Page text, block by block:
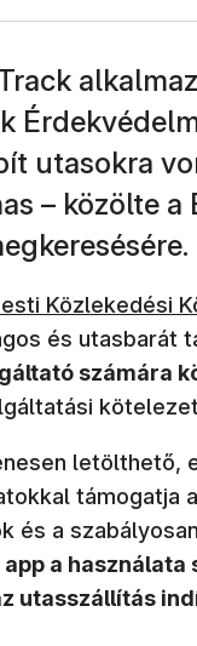
utasokra
– közölte a
Közlekedési
és utasbarát
számára
letölthető,
támogatja
és a
app a használata
utasszállítás